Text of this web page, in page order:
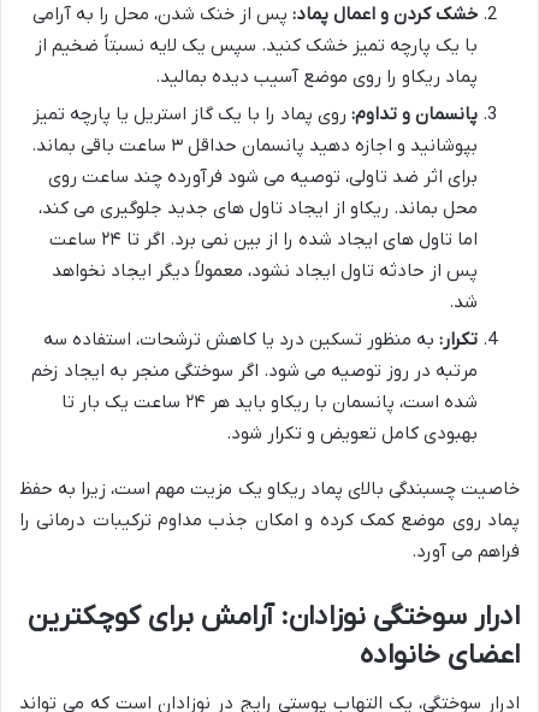
خشک کردن و اعمال پماد: پس از خنک شدن، محل را به آرامی
با یک پارچه تمیز خشک کنید. سپس یک لایه نسبتاً ضخیم از
پماد ریکاو را روی موضع آسیب دیده بمالید.
پانسمان و تداوم: روی پماد را با یک گاز استریل یا پارچه تمیز
بپوشانید و اجازه دهید پانسمان حداقل ۳ ساعت باقی بماند.
برای اثر ضد تاولی، توصیه می شود فرآورده چند ساعت روی
محل بماند. ریکاو از ایجاد تاول های جدید جلوگیری می کند،
اما تاول های ایجاد شده را از بین نمی برد. اگر تا ۲۴ ساعت
پس از حادثه تاول ایجاد نشود، معمولاً دیگر ایجاد نخواهد
شد.
تکرار: به منظور تسکین درد یا کاهش ترشحات، استفاده سه
مرتبه در روز توصیه می شود. اگر سوختگی منجر به ایجاد زخم
شده است، پانسمان با ریکاو باید هر ۲۴ ساعت یک بار تا
بهبودی کامل تعویض و تکرار شود.
خاصیت چسبندگی بالای پماد ریکاو یک مزیت مهم است، زیرا به حفظ
پماد روی موضع کمک کرده و امکان جذب مداوم ترکیبات درمانی را
فراهم می آورد.
ادرار سوختگی نوزادان: آرامش برای کوچکترین
اعضای خانواده
ادرار سوختگی، یک التهاب پوستی رایج در نوزادان است که می تواند